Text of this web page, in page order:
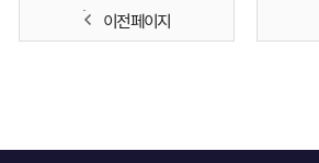
이전 페이지